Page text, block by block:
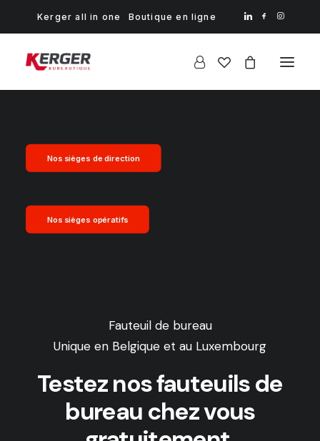
Kerger all in one Boutique en ligne
Nos sièges de direction
Nos sièges opératifs
Fauteuil de bureau
Unique en Belgique et au Luxembourg
Testez nos fauteuils de
bureau chez vous